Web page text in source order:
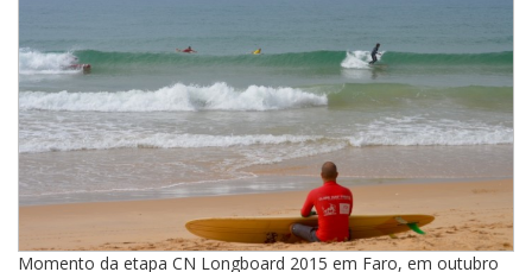
Momento da etapa CN Longboard 2015 em Faro, em outubro